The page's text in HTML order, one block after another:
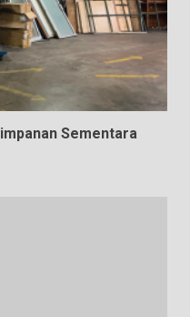
Sementara